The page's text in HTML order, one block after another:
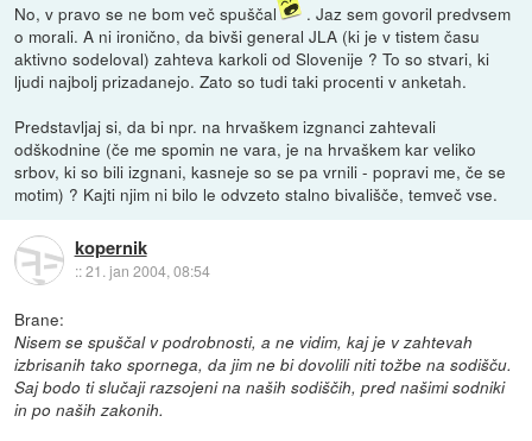
No, v pravo se ne bom več spuščal
. Jaz sem govoril predvsem
o morali. A ni ironično, da bivši general JLA (ki je v tistem času
aktivno sodeloval) zahteva karkoli od Slovenije ? To so stvari, ki
ljudi najbolj prizadanejo. Zato so tudi taki procenti v anketah.
Predstavljaj si, da bi npr. na hrvaškem izgnanci zahtevali
odškodnine (če me spomin ne vara, je na hrvaškem kar veliko
srbov, ki so bili izgnani, kasneje so se pa vrnili - popravi me, če se
motim) ? Kajti njim ni bilo le odvzeto stalno bivališče, temveč vse.
kopernik
::21. jan 2004, 08:54
Brane:
Nisem se spuščal v podrobnosti, a ne vidim, kaj je v zahtevah
izbrisanih tako spornega, da jim ne bi dovolili niti tožbe na sodišču.
Saj bodo ti slučaji razsojeni na naših sodiščih, pred našimi sodniki
in po naših zakonih.